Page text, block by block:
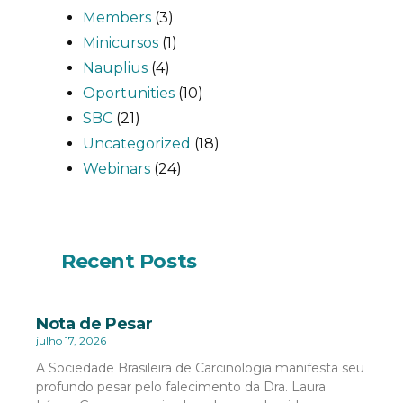
Members (3)
Minicursos (1)
Nauplius (4)
Oportunities (10)
SBC (21)
Uncategorized (18)
Webinars (24)
Recent Posts
Nota de Pesar
julho 17, 2026
A Sociedade Brasileira de Carcinologia manifesta seu
profundo pesar pelo falecimento da Dra. Laura